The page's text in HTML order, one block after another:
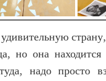
но она
надо просто